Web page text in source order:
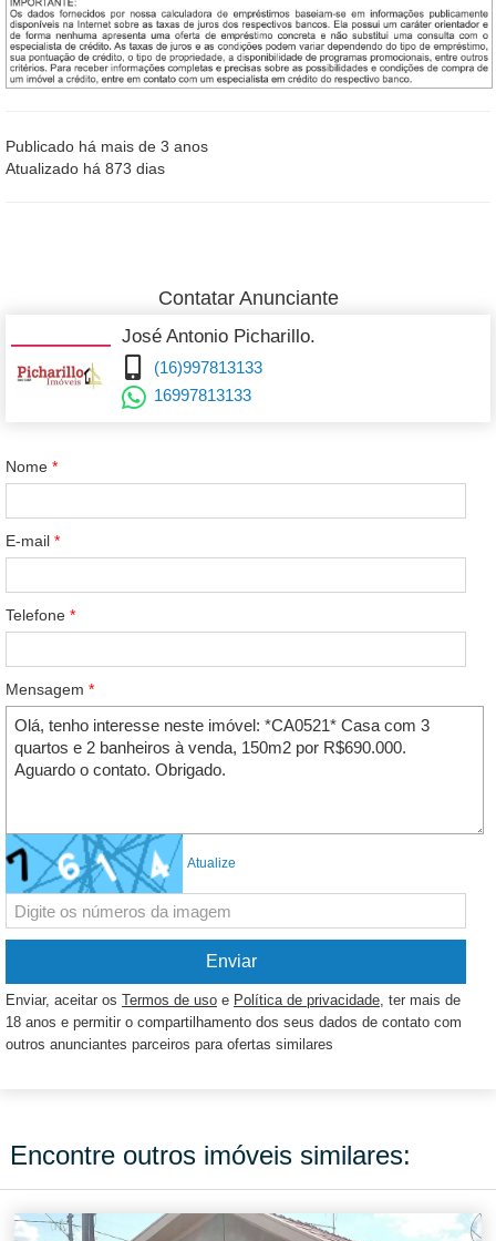
Publicado há mais de 3 anos
Atualizado há 873 dias
Contatar Anunciante
José Antonio Picharillo.
(16)997813133
16997813133
Nome *
E-mail *
Telefone *
Mensagem *
Atualize
Enviar, aceitar os Termos de uso e Política de privacidade, ter mais de
18 anos e permitir o compartilhamento dos seus dados de contato com
outros anunciantes parceiros para ofertas similares
Encontre outros imóveis similares: